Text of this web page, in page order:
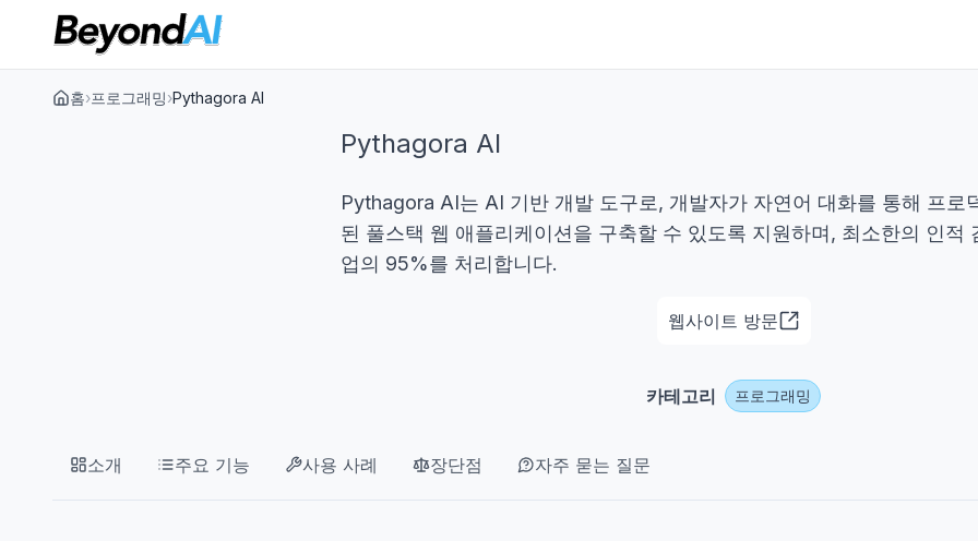
홈›프로그래밍›Pythagora AI
Pythagora AI
Pythagora AI는 AI 기반 개발 도구로, 개발자가 자연어 대화를 통해 프로
된 풀스택 웹 애플리케이션을 구축할 수 있도록 지원하며, 최소한의 인적
업의 95%를 처리합니다.
웹사이트 방문
카테고리 프로그래밍
소개 주요 기능 사용 사례 장단점 자주 묻는 질문